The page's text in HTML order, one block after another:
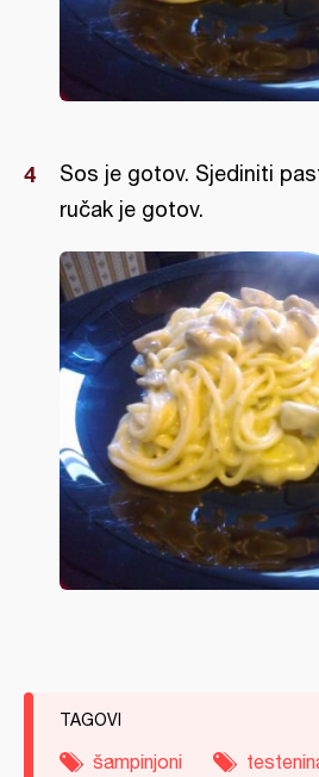
Sos je gotov. Sjediniti
ručak je gotov.
TAGOVI
šampinjoni